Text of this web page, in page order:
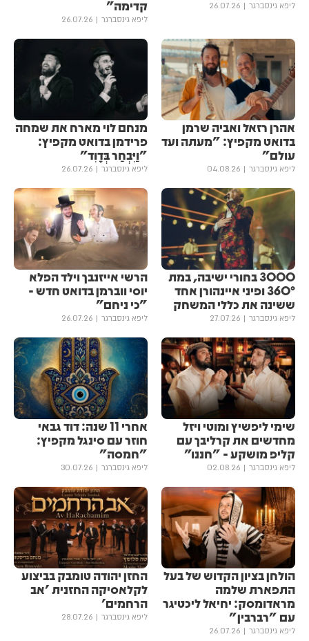
ליפא גינסברגר 26.07.26
קדימה”
ליפא גינסברגר 26.07.26
אהרן רזאל ואביה שרמן
בדואט מקפיץ: "מעתה ועד
עולם"
ליפא גינסברגר 04.08.26
מנחם לוי מארח את שמחה
פרידמן בדואט מקפיץ:
"וַיִּבְחַר בְּדָוִד"
ליפא גינסברגר 26.07.26
3000 בחורי ישיבה, במת
360° ופיני איינהורן אחד
ששינה את כללי המשחק
ליפא גינסברגר 27.07.26
הרשי אייזנבך וילד הפלא
יוסי ווברמן בדואט חדש -
"כי ניחם"
ליפא גינסברגר 26.07.26
שימי ליפשיץ ומוטי ויזל
מחדשים את קרליבך עם
קליפ מושקע - "חננו"
ליפא גינסברגר 02.08.26
אחרי 11 שנה: דוד גבאי
חוזר עם סינגל מקפיץ:
"חמסה"
ליפא גינסברגר 30.07.26
הולחן בציון הקדוש של בעל
התפארת שלמה
מראדומסק: יחיאל ליכטיגר
עם "רברבין"
ליפא גינסברגר 26.07.26
החזן יהודה טומבק בביצוע
לקלאסיקה החזנית 'אב
הרחמים'
ליפא גינסברגר 28.07.26